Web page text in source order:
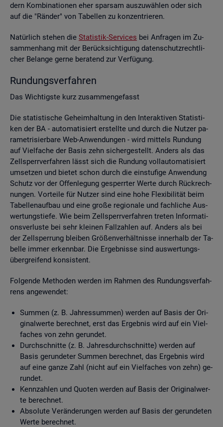
dern Kom­bi­na­tio­nen eher spar­sam aus­zu­wäh­len oder sich
auf die "Rän­der" von Ta­bel­len zu kon­zen­trie­ren.
Na­tür­lich ste­hen die Sta­tis­tik-Ser­vices bei An­fra­gen im Zu­
sam­men­hang mit der Be­rück­sich­ti­gung da­ten­schutz­recht­li­
cher Be­lan­ge gerne be­ra­tend zur Ver­fü­gung.
Run­dungs­ver­fah­ren
Das Wich­tigs­te kurz zu­sam­men­ge­fasst
Die sta­tis­ti­sche Ge­heim­hal­tung in den In­ter­ak­ti­ven Sta­tis­ti­
ken der BA - au­to­ma­ti­siert er­stell­te und durch die Nut­zer pa­
ra­me­tri­sier­ba­re Web-An­wen­dun­gen - wird mit­tels Run­dung
auf Viel­fa­che der Basis zehn si­cher­ge­stellt. An­ders als das
Zell­sperr­ver­fah­ren lässt sich die Run­dung voll­au­to­ma­ti­siert
um­set­zen und bie­tet schon durch die ein­stu­fi­ge An­wen­dung
Schutz vor der Of­fen­le­gung ge­sperr­ter Werte durch Rück­rech­
nun­gen. Vor­tei­le für Nut­zer sind eine hohe Fle­xi­bi­li­tät beim
Ta­bel­len­auf­bau und eine große re­gio­na­le und fach­li­che Aus­
wer­tungs­tie­fe. Wie beim Zell­sperr­ver­fah­ren tre­ten In­for­ma­ti­
ons­ver­lus­te bei sehr klei­nen Fall­zah­len auf. An­ders als bei
der Zell­sper­rung blei­ben Grö­ßen­ver­hält­nis­se in­ner­halb der Ta­
bel­le immer er­kenn­bar. Die Er­geb­nis­se sind aus­wer­tungs­
über­grei­fend kon­sis­tent.
Fol­gen­de Me­tho­den wer­den im Rah­men des Run­dungs­ver­fah­
rens an­ge­wen­det:
Sum­men (z. B. Jah­res­sum­men) wer­den auf Basis der Ori­
gi­nal­wer­te be­rech­net, erst das Er­geb­nis wird auf ein Viel­
fa­ches von zehn ge­run­det.
Durch­schnit­te (z. B. Jah­res­durch­schnit­te) wer­den auf
Basis ge­run­de­ter Sum­men be­rech­net, das Er­geb­nis wird
auf eine ganze Zahl (nicht auf ein Viel­fa­ches von zehn) ge­
run­det.
Kenn­zah­len und Quo­ten wer­den auf Basis der Ori­gi­nal­wer­
te be­rech­net.
Ab­so­lu­te Ver­än­de­run­gen wer­den auf Basis der ge­run­de­ten
Werte be­rech­net.